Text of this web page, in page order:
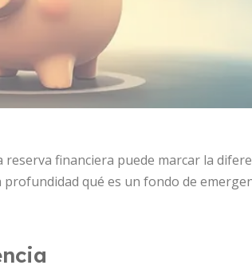
financiera puede marcar la
qué es un fondo de